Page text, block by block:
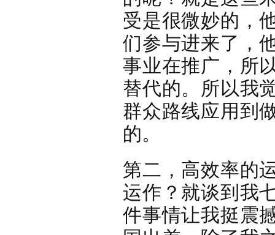
受是很微妙的，
们参与进来了，
事业在推广，所
替代的。所以我
群众路线应用到
的。
第二， 高效率的
运作？就谈到我
件事情让我挺震